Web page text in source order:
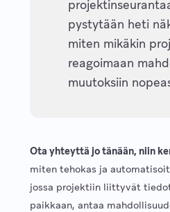
pystytään heti
miten mikäkin
reagoimaan
muutoksiin
Ota yhteyttä jo tänään, niin
miten tehokas ja
jossa projektiin liittyvät
paikkaan, antaa